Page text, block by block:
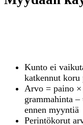
Kunto ei
katkennut koru
Arvo = paino
grammahinta –
ennen myyntiä
Perintökorut